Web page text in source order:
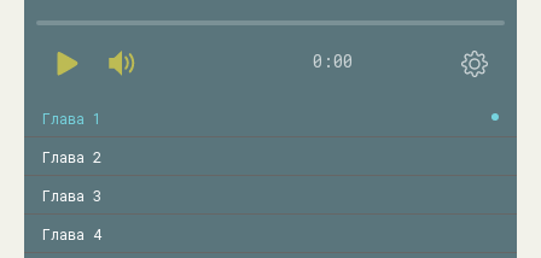
0:00
Глава 1
Глава 2
Глава 3
Глава 4